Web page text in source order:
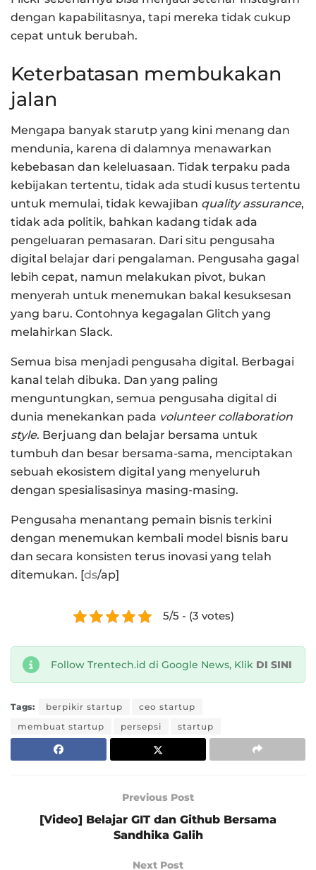
dengan kapabilitasnya, tapi mereka tidak cukup
cepat untuk berubah.
Keterbatasan membukakan
jalan
Mengapa banyak starutp yang kini menang dan
mendunia, karena di dalamnya menawarkan
kebebasan dan keleluasaan. Tidak terpaku pada
kebijakan tertentu, tidak ada studi kusus tertentu
untuk memulai, tidak kewajiban quality assurance,
tidak ada politik, bahkan kadang tidak ada
pengeluaran pemasaran. Dari situ pengusaha
digital belajar dari pengalaman. Pengusaha gagal
lebih cepat, namun melakukan pivot, bukan
menyerah untuk menemukan bakal kesuksesan
yang baru. Contohnya kegagalan Glitch yang
melahirkan Slack.
Semua bisa menjadi pengusaha digital. Berbagai
kanal telah dibuka. Dan yang paling
menguntungkan, semua pengusaha digital di
dunia menekankan pada volunteer collaboration
style. Berjuang dan belajar bersama untuk
tumbuh dan besar bersama-sama, menciptakan
sebuah ekosistem digital yang menyeluruh
dengan spesialisasinya masing-masing.
Pengusaha menantang pemain bisnis terkini
dengan menemukan kembali model bisnis baru
dan secara konsisten terus inovasi yang telah
ditemukan. [ds/ap]
5/5 - (3 votes)
Follow Trentech.id di Google News, Klik DI SINI
Tags: berpikir startup
ceo startup
membuat startup
persepsi startup
Previous Post
[Video] Belajar GIT dan Github Bersama
Sandhika Galih
Next Post